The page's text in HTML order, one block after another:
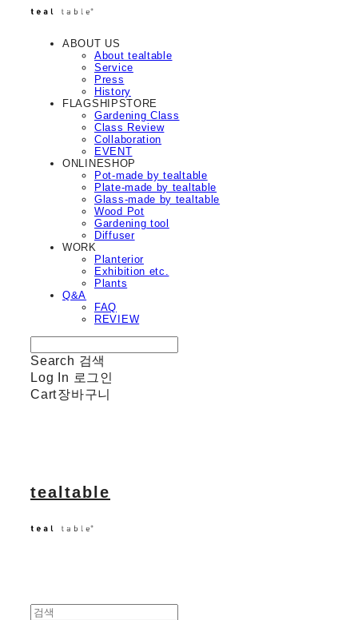
ABOUT US
About tealtable
Service
Press
History
FLAGSHIPSTORE
Gardening Class
Class Review
Collaboration
EVENT
ONLINESHOP
Pot-made by tealtable
Plate-made by tealtable
Glass-made by tealtable
Wood Pot
Gardening tool
Diffuser
WORK
Planterior
Exhibition etc.
Plants
Q&A
FAQ
REVIEW
Search 검색
Log In 로그인
Cart장바구니
tealtable